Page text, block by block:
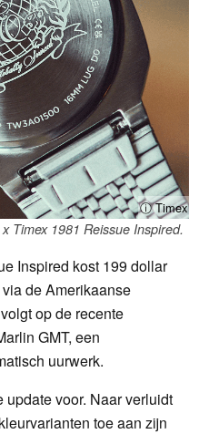
ⓘ Timex
Timex 1981 Reissue Inspired.
Inspired kost 199 dollar
de Amerikaanse
op de recente
GMT, een
uurwerk.
voor. Naar verluidt
toe aan zijn